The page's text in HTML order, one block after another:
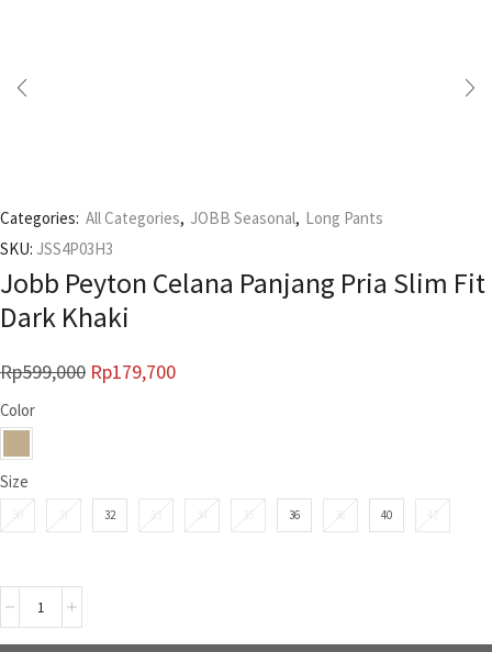
Categories: All Categories, JOBB Seasonal, Long Pants
SKU: JSS4P03H3
Jobb Peyton Celana Panjang Pria Slim Fit
Dark Khaki
Rp599,000 Rp179,700
Color
Size
30 31 32 33 34 35 36 38 40 42